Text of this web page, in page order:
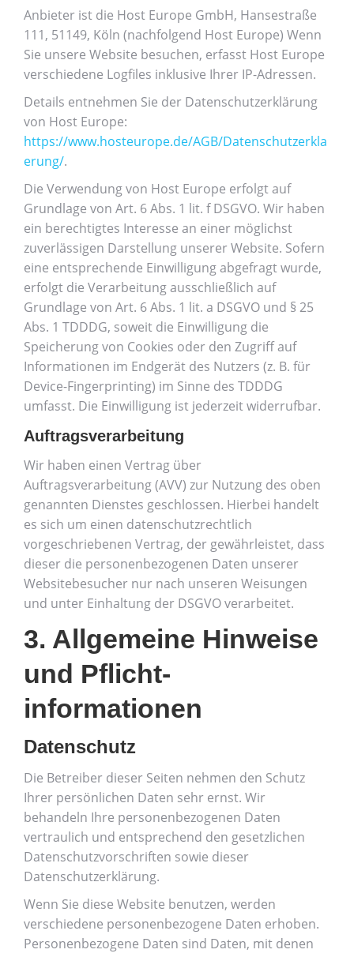
Anbieter ist die Host Europe GmbH, Hansestraße
111, 51149, Köln (nachfolgend Host Europe) Wenn
Sie unsere Website besuchen, erfasst Host Europe
verschiedene Logfiles inklusive Ihrer IP-Adressen.
Details entnehmen Sie der Datenschutzerklärung
von Host Europe:
https://www.hosteurope.de/AGB/Datenschutzerkla
erung/.
Die Verwendung von Host Europe erfolgt auf
Grundlage von Art. 6 Abs. 1 lit. f DSGVO. Wir haben
ein berechtigtes Interesse an einer möglichst
zuverlässigen Darstellung unserer Website. Sofern
eine entsprechende Einwilligung abgefragt wurde,
erfolgt die Verarbeitung ausschließlich auf
Grundlage von Art. 6 Abs. 1 lit. a DSGVO und § 25
Abs. 1 TDDDG, soweit die Einwilligung die
Speicherung von Cookies oder den Zugriff auf
Informationen im Endgerät des Nutzers (z. B. für
Device-Fingerprinting) im Sinne des TDDDG
umfasst. Die Einwilligung ist jederzeit widerrufbar.
Auftragsverarbeitung
Wir haben einen Vertrag über
Auftragsverarbeitung (AVV) zur Nutzung des oben
genannten Dienstes geschlossen. Hierbei handelt
es sich um einen datenschutzrechtlich
vorgeschriebenen Vertrag, der gewährleistet, dass
dieser die personenbezogenen Daten unserer
Websitebesucher nur nach unseren Weisungen
und unter Einhaltung der DSGVO verarbeitet.
3. Allgemeine Hinweise
und Pflicht­
informationen
Datenschutz
Die Betreiber dieser Seiten nehmen den Schutz
Ihrer persönlichen Daten sehr ernst. Wir
behandeln Ihre personenbezogenen Daten
vertraulich und entsprechend den gesetzlichen
Datenschutzvorschriften sowie dieser
Datenschutzerklärung.
Wenn Sie diese Website benutzen, werden
verschiedene personenbezogene Daten erhoben.
Personenbezogene Daten sind Daten, mit denen